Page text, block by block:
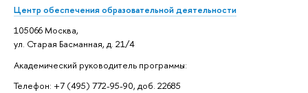
Центр обеспечения образовательной деятельности
105066 Москва,
ул. Старая Басманная, д. 21/4
Академический руководитель программы:
Телефон: +7 (495) 772-95-90, доб. 22685